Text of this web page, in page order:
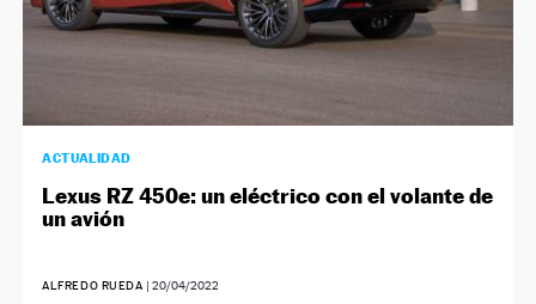
ACTUALIDAD
Lexus RZ 450e: un eléctrico con el volante de
un avión
ALFREDO RUEDA | 20/04/2022